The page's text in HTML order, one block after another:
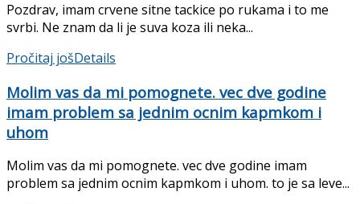
Pozdrav, imam crvene sitne tackice po rukama i to me
svrbi. Ne znam da li je suva koza ili neka...
Pročitaj jošDetails
Molim vas da mi pomognete. vec dve godine
imam problem sa jednim ocnim kapmkom i
uhom
Molim vas da mi pomognete. vec dve godine imam
problem sa jednim ocnim kapmkom i uhom. to je sa leve...